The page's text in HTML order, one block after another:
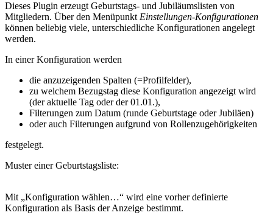
Dieses Plugin erzeugt Geburtstags- und Jubiläumslisten von
Mitgliedern. Über den Menüpunkt Einstellungen-Konfigurationen
können beliebig viele, unterschiedliche Konfigurationen angelegt
werden.
In einer Konfiguration werden
die anzuzeigenden Spalten (=Profilfelder),
zu welchem Bezugstag diese Konfiguration angezeigt wird
(der aktuelle Tag oder der 01.01.),
Filterungen zum Datum (runde Geburtstage oder Jubiläen)
oder auch Filterungen aufgrund von Rollenzugehörigkeiten
festgelegt.
Muster einer Geburtstagsliste:
Mit „Konfiguration wählen…“ wird eine vorher definierte
Konfiguration als Basis der Anzeige bestimmt.